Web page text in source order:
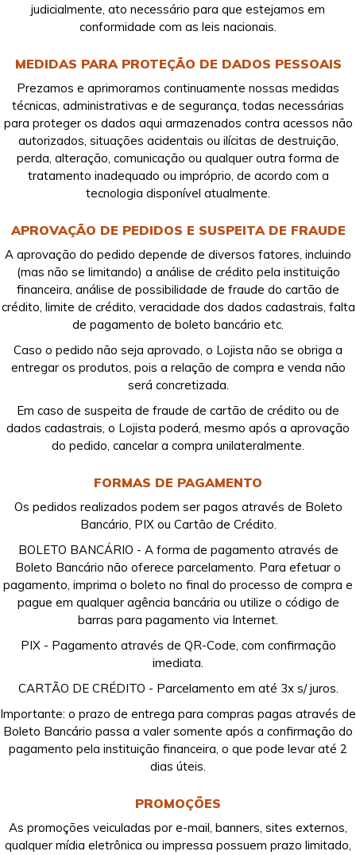
judicialmente, ato necessário para que estejamos em
conformidade com as leis nacionais.
MEDIDAS PARA PROTEÇÃO DE DADOS PESSOAIS
Prezamos e aprimoramos continuamente nossas medidas
técnicas, administrativas e de segurança, todas necessárias
para proteger os dados aqui armazenados contra acessos não
autorizados, situações acidentais ou ilícitas de destruição,
perda, alteração, comunicação ou qualquer outra forma de
tratamento inadequado ou impróprio, de acordo com a
tecnologia disponível atualmente.
APROVAÇÃO DE PEDIDOS E SUSPEITA DE FRAUDE
A aprovação do pedido depende de diversos fatores, incluindo
(mas não se limitando) a análise de crédito pela instituição
financeira, análise de possibilidade de fraude do cartão de
crédito, limite de crédito, veracidade dos dados cadastrais, falta
de pagamento de boleto bancário etc.
Caso o pedido não seja aprovado, o Lojista não se obriga a
entregar os produtos, pois a relação de compra e venda não
será concretizada.
Em caso de suspeita de fraude de cartão de crédito ou de
dados cadastrais, o Lojista poderá, mesmo após a aprovação
do pedido, cancelar a compra unilateralmente.
FORMAS DE PAGAMENTO
Os pedidos realizados podem ser pagos através de Boleto
Bancário, PIX ou Cartão de Crédito.
BOLETO BANCÁRIO - A forma de pagamento através de
Boleto Bancário não oferece parcelamento. Para efetuar o
pagamento, imprima o boleto no final do processo de compra e
pague em qualquer agência bancária ou utilize o código de
barras para pagamento via Internet.
PIX - Pagamento através de QR-Code, com confirmação
imediata.
CARTÃO DE CRÉDITO - Parcelamento em até 3x s/ juros.
Importante: o prazo de entrega para compras pagas através de
Boleto Bancário passa a valer somente após a confirmação do
pagamento pela instituição financeira, o que pode levar até 2
dias úteis.
PROMOÇÕES
As promoções veiculadas por e-mail, banners, sites externos,
qualquer mídia eletrônica ou impressa possuem prazo limitado,